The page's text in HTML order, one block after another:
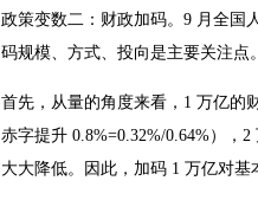
政策变数二：财政加码。9 月全国
码规模、方式、投向是主要关注点
首先，从量的角度来看，1 万亿的
赤字提升 0.8%=0.32%/0.64%），
大大降低。因此，加码 1 万亿对